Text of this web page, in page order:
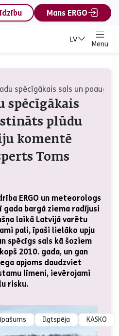
Mans ERGO
LV
Menu
spēcīgākais sals un
spēcīgākais
plūdu
komentē
Toms
ERGO un meteorologs
gada bargā ziema radījusi
laikā Latvijā varētu
pali, īpaši lielāko upju
spēcīgs sals kā šoziem
2010. gada, un gan
apjoms daudzviet
līmeni, ievērojami
risku.
Ilgtspēja KASKO